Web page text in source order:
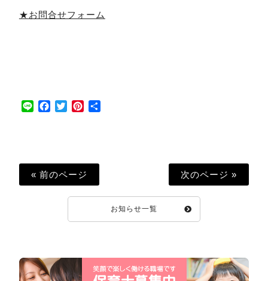
★お問合せフォーム
Line Facebook
TwitterPinterest
« 前のページ 次のページ »
お知らせ一覧